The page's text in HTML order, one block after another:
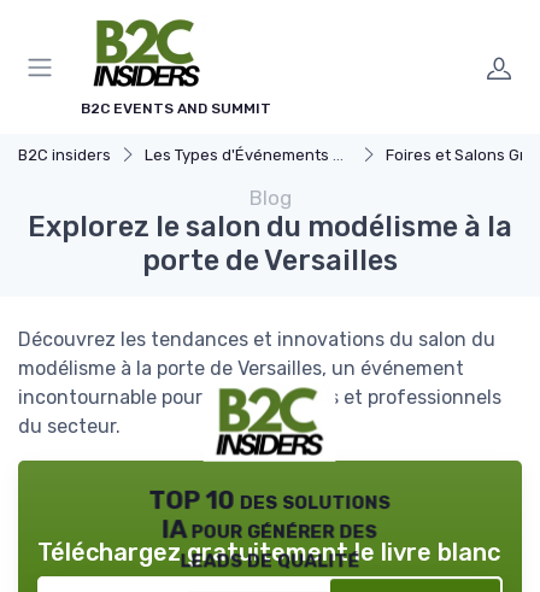
B2C EVENTS AND SUMMIT
B2C insiders Les Types d'Événements B2C Foires et Salons Grand
Blog
Explorez le salon du modélisme à la
porte de Versailles
Découvrez les tendances et innovations du salon du
modélisme à la porte de Versailles, un événement
incontournable pour les passionnés et professionnels
du secteur.
TOP 10 des solutions
IA pour générer des
leads de qualité
Téléchargez gratuitement le livre blanc
Panneau de gestion des cookies